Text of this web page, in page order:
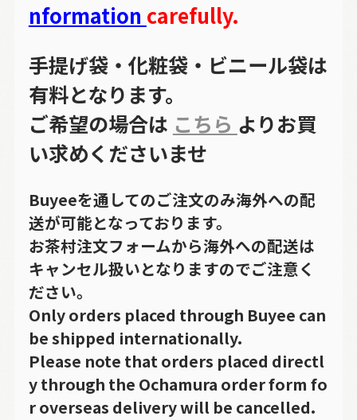
nformation carefully.
手提げ袋・化粧袋・ビニール袋は
有料となります。
ご希望の場合は こちら よりお買
い求めくださいませ
Buyeeを通してのご注文のみ海外への配
送が可能となっております。
お茶村注文フォームから海外への配送は
キャンセル扱いとなりますのでご注意く
ださい。
Only orders placed through Buyee can
be shipped internationally.
Please note that orders placed directl
y through the Ochamura order form fo
r overseas delivery will be cancelled.